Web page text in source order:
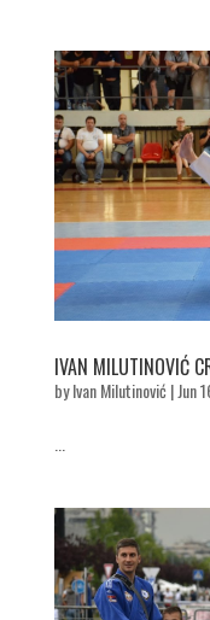
IVAN MILUTINOVIĆ
byIvan Milutinović|Jun